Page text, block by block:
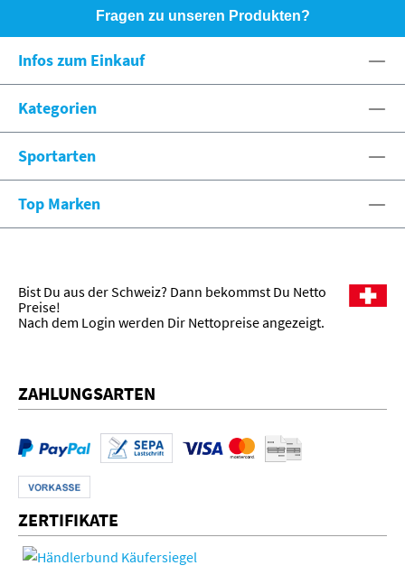
Fragen zu unseren Produkten?
eshop@spexx.org
Infos zum Einkauf
Kategorien
Sportarten
Top Marken
Bist Du aus der Schweiz? Dann bekommst Du Netto
Preise!
Nach dem Login werden Dir Nettopreise angezeigt.
ZAHLUNGSARTEN
ZERTIFIKATE